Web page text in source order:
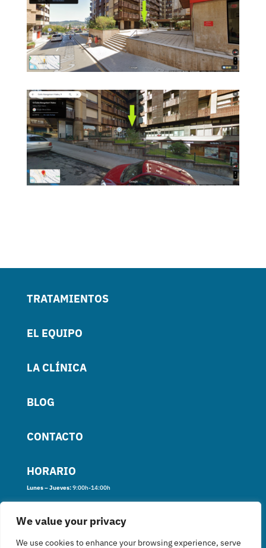
We value your privacy
We use cookies to enhance your browsing experience, serve
TRATAMIENTOS
EL EQUIPO
LA CLÍNICA
BLOG
CONTACTO
HORARIO
Lunes – Jueves:9:00h-14:00h
16:00h-20:00h
Viernes: 9:00h-15:00h